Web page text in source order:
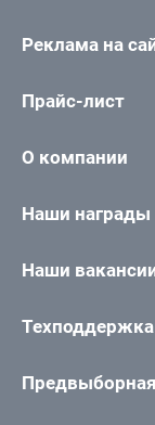
Реклама на
Прайс-лист
О компании
Наши награды
Наши
Техподдержка